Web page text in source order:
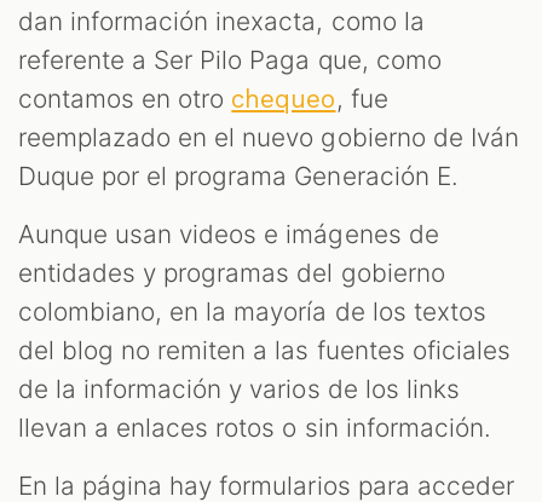
dan información inexacta, como la
referente a Ser Pilo Paga que, como
contamos en otro chequeo, fue
reemplazado en el nuevo gobierno de Iván
Duque por el programa Generación E.
Aunque usan videos e imágenes de
entidades y programas del gobierno
colombiano, en la mayoría de los textos
del blog no remiten a las fuentes oficiales
de la información y varios de los links
llevan a enlaces rotos o sin información.
En la página hay formularios para acceder